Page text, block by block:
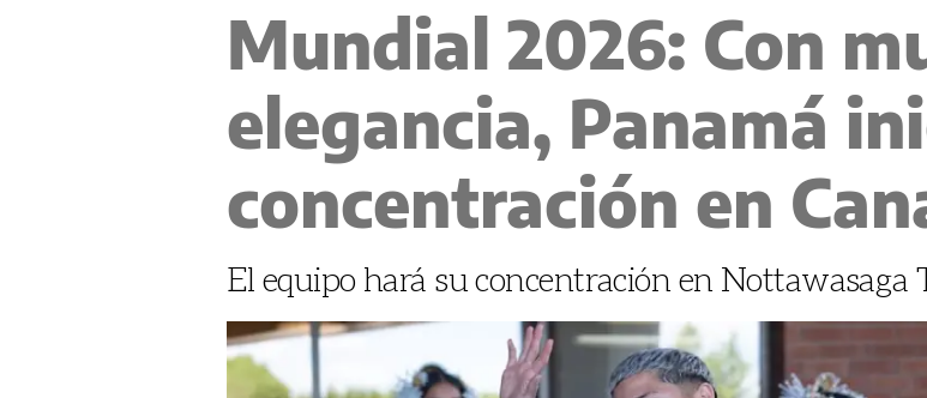
Mundial 2026: Con
elegancia, Panamá
concentración en
El equipo hará su concentración en Nottawasaga